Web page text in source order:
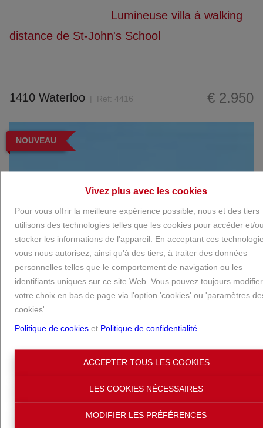
Vivez plus avec les cookies
Pour vous offrir la meilleure expérience possible, nous et des tiers
utilisons des technologies telles que les cookies pour accéder et/
stocker les informations de l'appareil. En acceptant ces
vous nous autorisez, ainsi qu'à des tiers, à traiter des données
personnelles telles que le comportement de navigation ou les
identifiants uniques sur ce site Web. Vous pouvez toujours modifier
votre choix en bas de page via l'option 'cookies' ou 'paramètres
cookies'.
Politique de cookieset Politique de confidentialité.
ACCEPTER TOUS LES COOKIES
LES COOKIES NÉCESSAIRES
MODIFIER LES PRÉFÉRENCES
Lumineuse villa à walking
distance de St-John's School
1410 Waterloo Ref: 4416 € 2.950
NOUVEAU